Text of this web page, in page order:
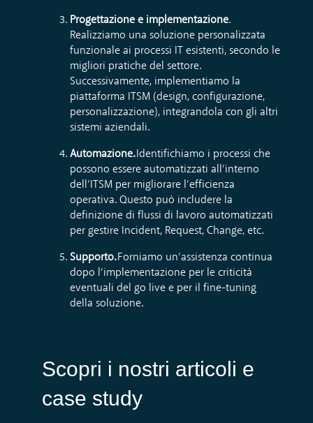
Progettazione e implementazione.
Realizziamo una soluzione personalizzata
funzionale ai processi IT esistenti, secondo le
migliori pratiche del settore.
Successivamente, implementiamo la
piattaforma ITSM (design, configurazione,
personalizzazione), integrandola con gli altri
sistemi aziendali.
Automazione. Identifichiamo i processi che
possono essere automatizzati all’interno
dell’ITSM per migliorare l’efficienza
operativa. Questo può includere la
definizione di flussi di lavoro automatizzati
per gestire Incident, Request, Change, etc.
Supporto. Forniamo un’assistenza continua
dopo l’implementazione per le criticità
eventuali del go live e per il fine-tuning
della soluzione.
Scopri i nostri articoli e
case study